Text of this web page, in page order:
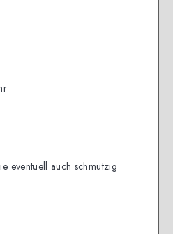
eventuell auch schmutzig